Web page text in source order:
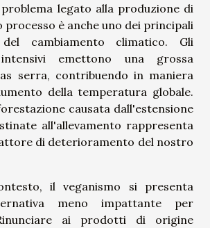
legato alla produzione di
processo è anche uno dei principali
del cambiamento climatico. Gli
emettono una grossa
serra, contribuendo in maniera
della temperatura globale.
causata dall'estensione
all'allevamento rappresenta
di deterioramento del nostro
il veganismo si presenta
meno impattante per
ai prodotti di origine